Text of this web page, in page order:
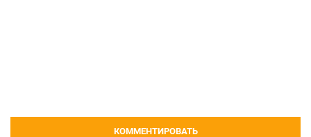
КОММЕНТИРОВАТЬ